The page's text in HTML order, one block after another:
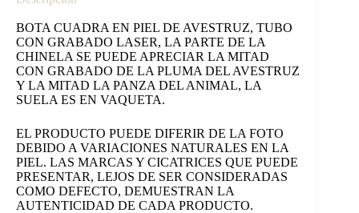
BOTA CUADRA EN PIEL DE AVESTRUZ, TUBO
CON GRABADO LASER, LA PARTE DE LA
CHINELA SE PUEDE APRECIAR LA MITAD
CON GRABADO DE LA PLUMA DEL AVESTRUZ
Y LA MITAD LA PANZA DEL ANIMAL, LA
SUELA ES EN VAQUETA.
EL PRODUCTO PUEDE DIFERIR DE LA FOTO
DEBIDO A VARIACIONES NATURALES EN LA
PIEL. LAS MARCAS Y CICATRICES QUE PUEDE
PRESENTAR, LEJOS DE SER CONSIDERADAS
COMO DEFECTO, DEMUESTRAN LA
AUTENTICIDAD DE CADA PRODUCTO.